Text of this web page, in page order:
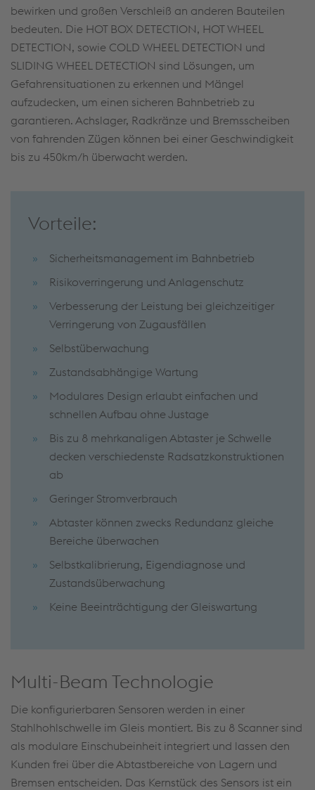
bewirken und großen Verschleiß an anderen Bauteilen
bedeuten. Die HOT BOX DETECTION, HOT WHEEL
DETECTION, sowie COLD WHEEL DETECTION und
SLIDING WHEEL DETECTION sind Lösungen, um
Gefahrensituationen zu erkennen und Mängel
aufzudecken, um einen sicheren Bahnbetrieb zu
garantieren. Achslager, Radkränze und Bremsscheiben
von fahrenden Zügen können bei einer Geschwindigkeit
bis zu 450km/h überwacht werden.
Vorteile:
Sicherheitsmanagement im Bahnbetrieb
Risikoverringerung und Anlagenschutz
Verbesserung der Leistung bei gleichzeitiger
Verringerung von Zugausfällen
Selbstüberwachung
Zustandsabhängige Wartung
Modulares Design erlaubt einfachen und
schnellen Aufbau ohne Justage
Bis zu 8 mehrkanaligen Abtaster je Schwelle
decken verschiedenste Radsatzkonstruktionen
ab
Geringer Stromverbrauch
Abtaster können zwecks Redundanz gleiche
Bereiche überwachen
Selbstkalibrierung, Eigendiagnose und
Zustandsüberwachung
Keine Beeinträchtigung der Gleiswartung
Multi-Beam Technologie
Die konfigurierbaren Sensoren werden in einer
Stahlhohlschwelle im Gleis montiert. Bis zu 8 Scanner sind
als modulare Einschubeinheit integriert und lassen den
Kunden frei über die Abtastbereiche von Lagern und
Bremsen entscheiden. Das Kernstück des Sensors ist ein